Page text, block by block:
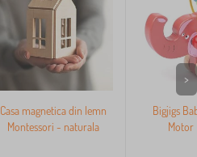
Casa magnetica din lemn
Montessori - naturala
Bigjigs
Motor
>